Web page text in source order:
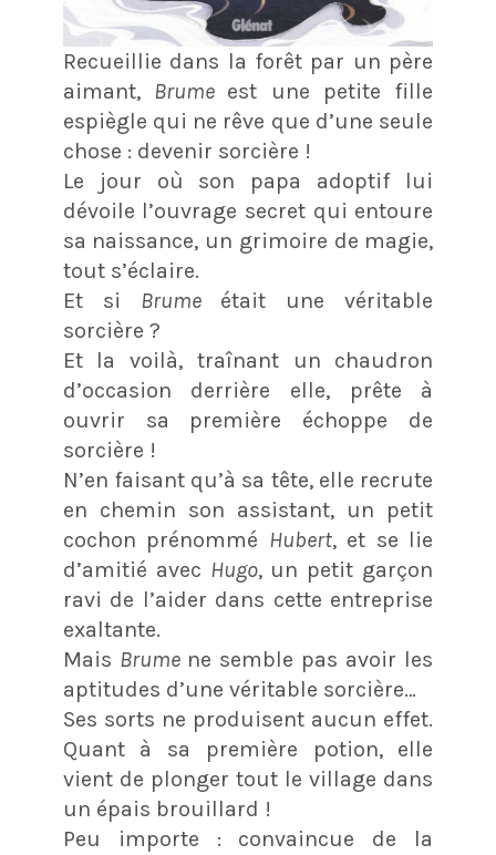
Recueillie dans la forêt par un père
aimant, Brume est une petite fille
espiègle qui ne rêve que d’une seule
chose : devenir sorcière !
Le jour où son papa adoptif lui
dévoile l’ouvrage secret qui entoure
sa naissance, un grimoire de magie,
tout s’éclaire.
Et si Brume était une véritable
sorcière ?
Et la voilà, traînant un chaudron
d’occasion derrière elle, prête à
ouvrir sa première échoppe de
sorcière !
N’en faisant qu’à sa tête, elle recrute
en chemin son assistant, un petit
cochon prénommé Hubert, et se lie
d’amitié avec Hugo, un petit garçon
ravi de l’aider dans cette entreprise
exaltante.
Mais Brume ne semble pas avoir les
aptitudes d’une véritable sorcière…
Ses sorts ne produisent aucun effet.
Quant à sa première potion, elle
vient de plonger tout le village dans
un épais brouillard !
Peu importe : convaincue de la